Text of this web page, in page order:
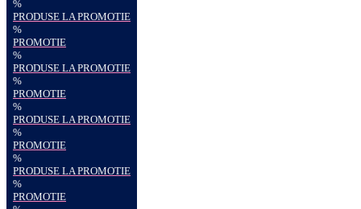
%
PRODUSE LA PROMOTIE
%
PROMOTIE
%
PRODUSE LA PROMOTIE
%
PROMOTIE
%
PRODUSE LA PROMOTIE
%
PROMOTIE
%
PRODUSE LA PROMOTIE
%
PROMOTIE